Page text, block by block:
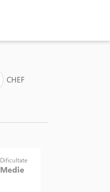
CHEF
Dificultate
Medie